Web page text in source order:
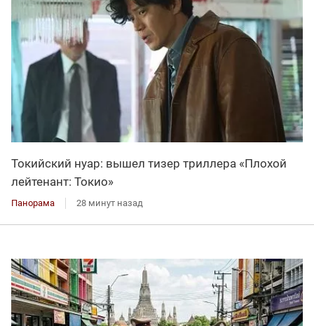
Токийский нуар: вышел тизер триллера «Плохой
лейтенант: Токио»
Панорама 28 минут назад